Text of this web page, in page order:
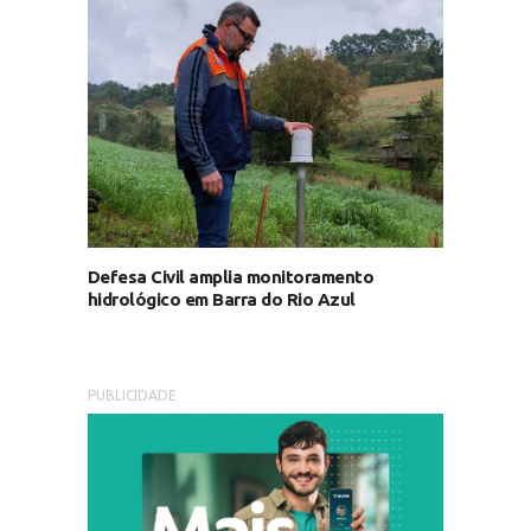
Defesa Civil amplia monitoramento
hidrológico em Barra do Rio Azul
PUBLICIDADE